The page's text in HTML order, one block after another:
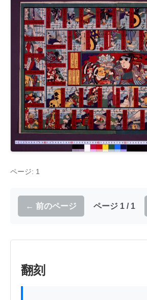
ページ: 1
← 前のページ ページ 1 / 1
翻刻